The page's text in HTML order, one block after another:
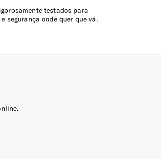
testados para
segurança onde quer que vá.